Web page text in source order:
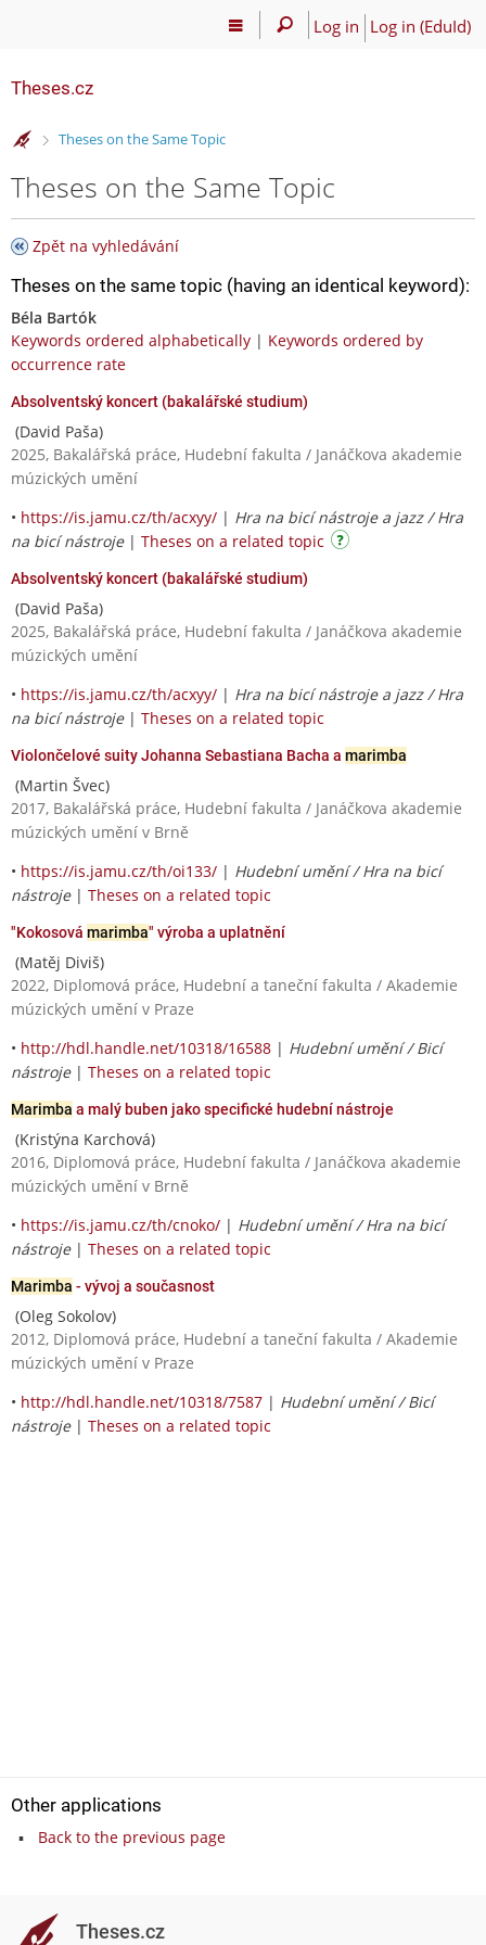
Log in Log in (EduId)
Theses.cz
>
Theses on the Same Topic
Theses on the Same Topic
Zpět na vyhledávání
Theses on the same topic (having an identical keyword):
Béla Bartók
Keywords ordered alphabetically | Keywords ordered by
occurrence rate
Absolventský koncert (bakalářské studium)
(David Paša)
2025, Bakalářská práce, Hudební fakulta / Janáčkova akademie
múzických umění
• https://is.jamu.cz/th/acxyy/ | Hra na bicí nástroje a jazz / Hra
na bicí nástroje| Theses on a related topic
Absolventský koncert (bakalářské studium)
(David Paša)
2025, Bakalářská práce, Hudební fakulta / Janáčkova akademie
múzických umění
• https://is.jamu.cz/th/acxyy/ | Hra na bicí nástroje a jazz / Hra
na bicí nástroje| Theses on a related topic
Violončelové suity Johanna Sebastiana Bacha a marimba
(Martin Švec)
2017, Bakalářská práce, Hudební fakulta / Janáčkova akademie
múzických umění v Brně
• https://is.jamu.cz/th/oi133/ | Hudební umění / Hra na bicí
nástroje| Theses on a related topic
"Kokosová marimba" výroba a uplatnění
(Matěj Diviš)
2022, Diplomová práce, Hudební a taneční fakulta / Akademie
múzických umění v Praze
• http://hdl.handle.net/10318/16588 | Hudební umění / Bicí
nástroje| Theses on a related topic
Marimba a malý buben jako specifické hudební nástroje
(Kristýna Karchová)
2016, Diplomová práce, Hudební fakulta / Janáčkova akademie
múzických umění v Brně
• https://is.jamu.cz/th/cnoko/ | Hudební umění / Hra na bicí
nástroje| Theses on a related topic
Marimba - vývoj a současnost
(Oleg Sokolov)
2012, Diplomová práce, Hudební a taneční fakulta / Akademie
múzických umění v Praze
• http://hdl.handle.net/10318/7587 | Hudební umění / Bicí
nástroje| Theses on a related topic
Other applications
Back to the previous page
Theses.cz